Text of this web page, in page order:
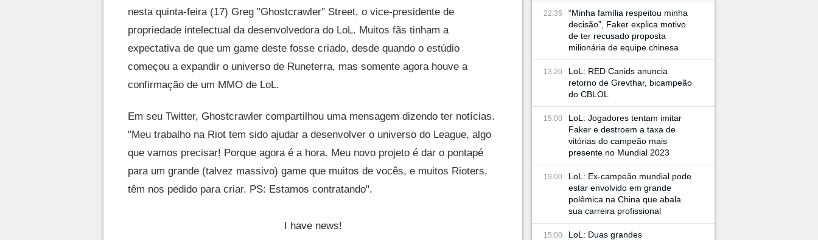
nesta quinta-feira (17) Greg "Ghostcrawler" Street, o vice-presidente de
propriedade intelectual da desenvolvedora do LoL. Muitos fãs tinham a
expectativa de que um game deste fosse criado, desde quando o estúdio
começou a expandir o universo de Runeterra, mas somente agora houve a
confirmação de um MMO de LoL.
Em seu Twitter, Ghostcrawler compartilhou uma mensagem dizendo ter notícias.
"Meu trabalho na Riot tem sido ajudar a desenvolver o universo do League, algo
que vamos precisar! Porque agora é a hora. Meu novo projeto é dar o pontapé
para um grande (talvez massivo) game que muitos de vocês, e muitos Rioters,
têm nos pedido para criar. PS: Estamos contratando".
I have news!
22:35
“Minha família respeitou minha
decisão”, Faker explica motivo
de ter recusado proposta
milionária de equipe chinesa
13:20
LoL: RED Canids anuncia
retorno de Grevthar, bicampeão
do CBLOL
15:00
LoL: Jogadores tentam imitar
Faker e destroem a taxa de
vitórias do campeão mais
presente no Mundial 2023
19:00
LoL: Ex-campeão mundial pode
estar envolvido em grande
polêmica na China que abala
sua carreira profissional
15:00
LoL: Duas grandes